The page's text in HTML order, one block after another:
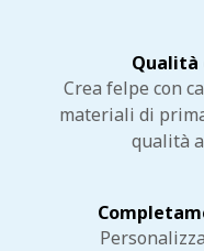
Qualità
Crea felpe con
materiali di
qualità